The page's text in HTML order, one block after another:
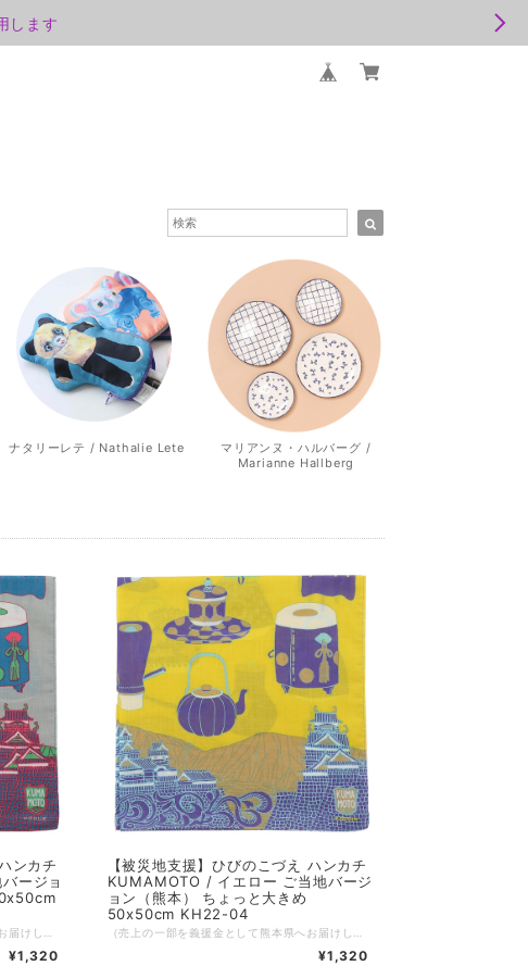
します
ナタリーレテ / Nathalie Lete
マリアンヌ・ハルバーグ /
Marianne Hallberg
ンカチ
ージョ
¥1,320
【被災地支援】ひびのこづえ ハンカチ
KUMAMOTO / イエロー ご当地バージ
ョン（熊本） ちょっと大きめ
50x50cm KH22-04
¥1,320